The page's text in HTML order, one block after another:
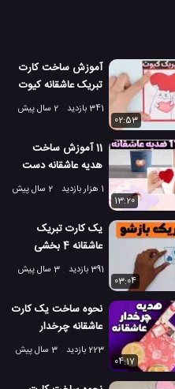
آموزش ساخت کارت
تبریک عاشقانه کیوت
ساده و آسان
341 بازدید
2 سال پیش
02:53
11 آموزش ساخت
هدیه عاشقانه دست
ساز رومانتیک شکل1 هزار بازدید
2 سال پیش
13:20
یک کارت تبریک
عاشقانه 4 بخشی
بسازید که باز و بسته
391 بازدید
3 سال پیش
03:04
نحوه ساخت یک کارت
عاشقانه چرخدار
مخصوص هدیه!
223 بازدید
3 سال پیش
04:17